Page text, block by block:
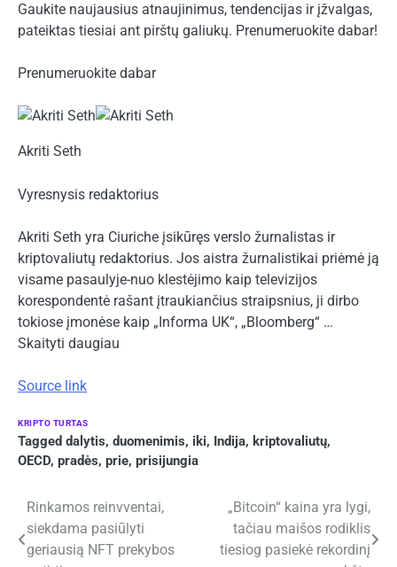
Gaukite naujausius atnaujinimus, tendencijas ir įžvalgas,
pateiktas tiesiai ant pirštų galiukų. Prenumeruokite dabar!
Prenumeruokite dabar
Akriti Seth
Vyresnysis redaktorius
Akriti Seth yra Ciuriche įsikūręs verslo žurnalistas ir
kriptovaliutų redaktorius. Jos aistra žurnalistikai priėmė ją
visame pasaulyje-nuo klestėjimo kaip televizijos
korespondentė rašant įtraukiančius straipsnius, ji dirbo
tokiose įmonėse kaip „Informa UK“, „Bloomberg“ …
Skaityti daugiau
Source link
KRIPTO TURTAS
Tagged dalytis, duomenimis, iki, Indija, kriptovaliutų,
OECD, pradės, prie, prisijungia
Navigacija
tarp
Rinkamos reinvventai,
siekdama pasiūlyti
geriausią NFT prekybos
„Bitcoin“ kaina yra lygi,
tačiau maišos rodiklis
tiesiog pasiekė rekordinį